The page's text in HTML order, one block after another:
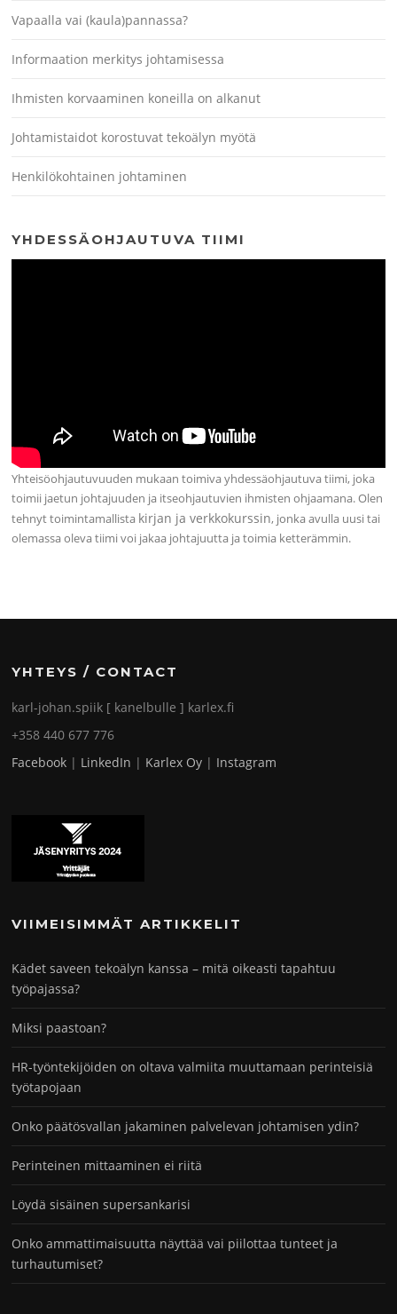
Vapaalla vai (kaula)pannassa?
Informaation merkitys johtamisessa
Ihmisten korvaaminen koneilla on alkanut
Johtamistaidot korostuvat tekoälyn myötä
Henkilökohtainen johtaminen
YHDESSÄOHJAUTUVA TIIMI
Yhteisöohjautuvuuden mukaan toimiva yhdessäohjautuva tiimi, joka
toimii jaetun johtajuuden ja itseohjautuvien ihmisten ohjaamana. Olen
tehnyt toimintamallista kirjan ja verkkokurssin, jonka avulla uusi tai
olemassa oleva tiimi voi jakaa johtajuutta ja toimia ketterämmin.
YHTEYS / CONTACT
karl-johan.spiik [ kanelbulle ] karlex.fi
+358 440 677 776
Facebook | LinkedIn | Karlex Oy | Instagram
VIIMEISIMMÄT ARTIKKELIT
Kädet saveen tekoälyn kanssa – mitä oikeasti tapahtuu
työpajassa?
Miksi paastoan?
HR-työntekijöiden on oltava valmiita muuttamaan perinteisiä
työtapojaan
Onko päätösvallan jakaminen palvelevan johtamisen ydin?
Perinteinen mittaaminen ei riitä
Löydä sisäinen supersankarisi
Onko ammattimaisuutta näyttää vai piilottaa tunteet ja
turhautumiset?